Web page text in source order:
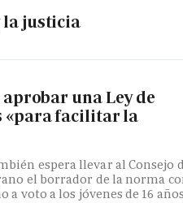
la justicia
una Ley de
«para facilitar la
espera llevar al Consejo
el borrador de la norma
a voto a los jóvenes de 16